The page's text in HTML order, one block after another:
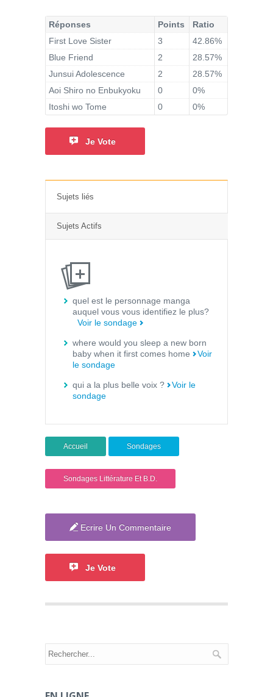
Réponses Points
Ratio
First Love Sister
3
42.86%
Blue Friend
2
28.57%
Junsui Adolescence
2
28.57%
Aoi Shiro no Enbukyoku
0
0%
Itoshi wo Tome
0 0%
Je Vote
Sujets liés
Sujets Actifs
quel est le personnage manga
auquel vous vous identifiez le plus?
Voir le sondage
where would you sleep a new born
baby when it first comes homeVoir
le sondage
qui a la plus belle voix ?Voir le
sondage
Accueil Sondages
Sondages Littérature Et B.D.
Ecrire Un Commentaire
Je Vote